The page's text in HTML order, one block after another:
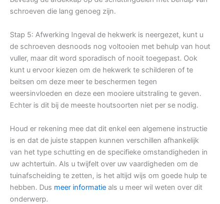
schroeven die lang genoeg zijn.
Stap 5: Afwerking Ingeval de hekwerk is neergezet, kunt u
de schroeven desnoods nog voltooien met behulp van hout
vuller, maar dit word sporadisch of nooit toegepast. Ook
kunt u ervoor kiezen om de hekwerk te schilderen of te
beitsen om deze meer te beschermen tegen
weersinvloeden en deze een mooiere uitstraling te geven.
Echter is dit bij de meeste houtsoorten niet per se nodig.
Houd er rekening mee dat dit enkel een algemene instructie
is en dat de juiste stappen kunnen verschillen afhankelijk
van het type schutting en de specifieke omstandigheden in
uw achtertuin. Als u twijfelt over uw vaardigheden om de
tuinafscheiding te zetten, is het altijd wijs om goede hulp te
hebben. Dus meer informatie als u meer wil weten over dit
onderwerp.